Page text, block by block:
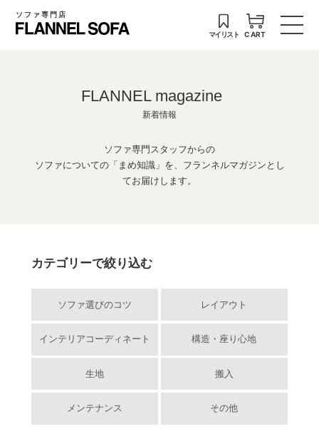
ソファ専門店
マイリスト CART
FLANNEL magazine
新着情報
ソファ専門スタッフからの
ソファについての「まめ知識」を、フランネルマガジンとし
てお届けします。
カテゴリーで絞り込む
ソファ選びのコツ レイアウト
インテリアコーディネート 構造・座り心地
生地 搬入
メンテナンス その他